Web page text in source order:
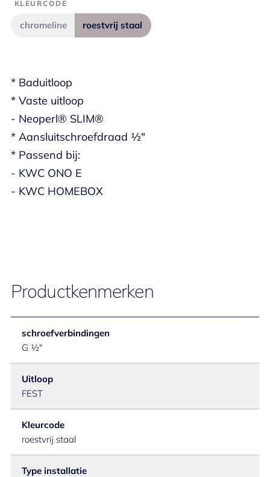
* Baduitloop
* Vaste uitloop
- Neoperl® SLIM®
* Aansluitschroefdraad ½"
* Passend bij:
- KWC ONO E
- KWC HOMEBOX
KLEURCODE
chromeline roestvrij staal
Productkenmerken
schroefverbindingen
G ½"
Uitloop
FEST
Kleurcode
roestvrij staal
Type installatie